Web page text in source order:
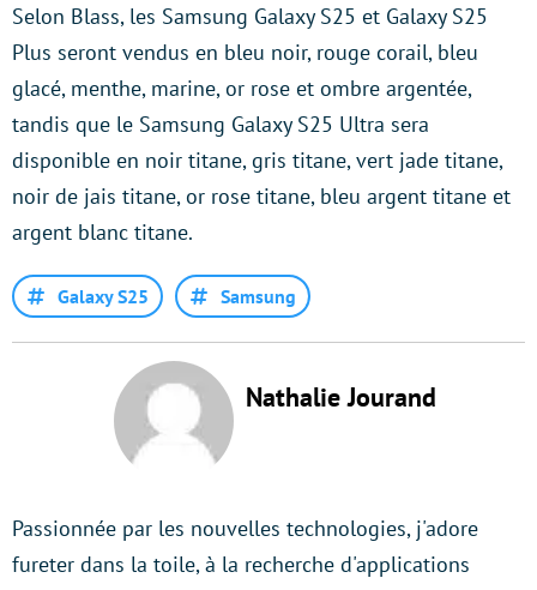
Selon Blass, les Samsung Galaxy S25 et Galaxy S25
Plus seront vendus en bleu noir, rouge corail, bleu
glacé, menthe, marine, or rose et ombre argentée,
tandis que le Samsung Galaxy S25 Ultra sera
disponible en noir titane, gris titane, vert jade titane,
noir de jais titane, or rose titane, bleu argent titane et
argent blanc titane.
Galaxy S25 Samsung
Nathalie Jourand
Passionnée par les nouvelles technologies, j'adore
fureter dans la toile, à la recherche d'applications